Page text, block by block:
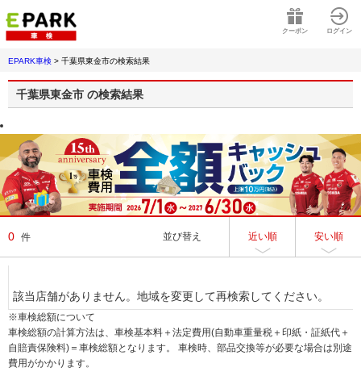
クーポン ログイン
EPARK車検 > 千葉県東金市の検索結果
千葉県東金市 の検索結果
0 件 並び替え 近い順 安い順
該当店舗がありません。地域を変更して再検索してください。
※車検総額について
車検総額の計算方法は、車検基本料＋法定費用(自動車重量税＋印紙・証紙代＋
自賠責保険料)＝車検総額となります。 車検時、部品交換等が必要な場合は別途
費用がかかります。